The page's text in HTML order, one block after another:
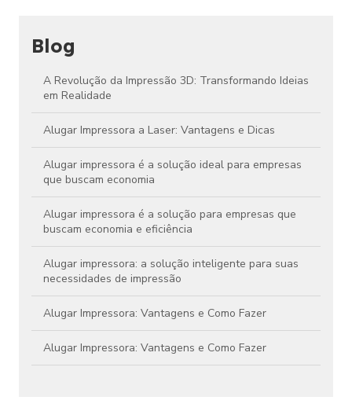
Blog
A Revolução da Impressão 3D: Transformando Ideias
em Realidade
Alugar Impressora a Laser: Vantagens e Dicas
Alugar impressora é a solução ideal para empresas
que buscam economia
Alugar impressora é a solução para empresas que
buscam economia e eficiência
Alugar impressora: a solução inteligente para suas
necessidades de impressão
Alugar Impressora: Vantagens e Como Fazer
Alugar Impressora: Vantagens e Como Fazer